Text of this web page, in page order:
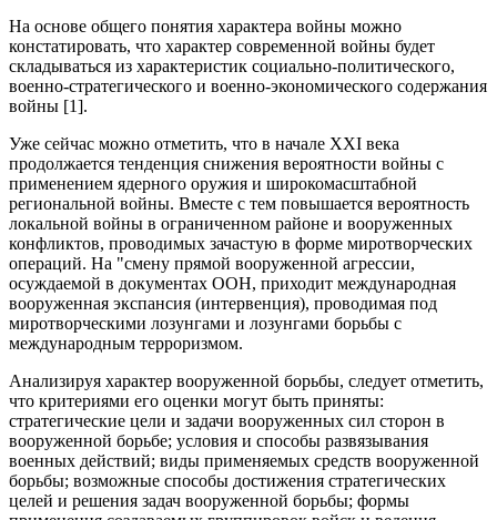
На основе общего понятия характера войны можно
констатировать, что характер современной войны будет
складываться из характеристик социально-политического,
военно-стратегического и военно-экономического содержания
войны [1].
Уже сейчас можно отметить, что в начале XXI века
продолжается тенденция снижения вероятности войны с
применением ядерного оружия и широкомасштабной
региональной войны. Вместе с тем повышается вероятность
локальной войны в ограниченном районе и вооруженных
конфликтов, проводимых зачастую в форме миротворческих
операций. На "смену прямой вооруженной агрессии,
осуждаемой в документах ООН, приходит международная
вооруженная экспансия (интервенция), проводимая под
миротворческими лозунгами и лозунгами борьбы с
международным терроризмом.
Анализируя характер вооруженной борьбы, следует отметить,
что критериями его оценки могут быть приняты:
стратегические цели и задачи вооруженных сил сторон в
вооруженной борьбе; условия и способы развязывания
военных действий; виды применяемых средств вооруженной
борьбы; возможные способы достижения стратегических
целей и решения задач вооруженной борьбы; формы